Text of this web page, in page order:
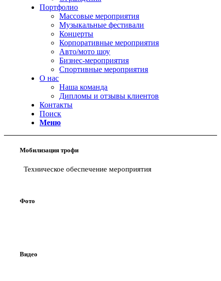
Портфолио
Массовые мероприятия
Музыкальные фестивали
Концерты
Корпоративные мероприятия
Авто/мото шоу
Бизнес-мероприятия
Спортивные мероприятия
О нас
Наша команда
Дипломы и отзывы клиентов
Контакты
Поиск
Меню
Мобилизация трофи
Техническое обеспечение мероприятия
Фото
Видео